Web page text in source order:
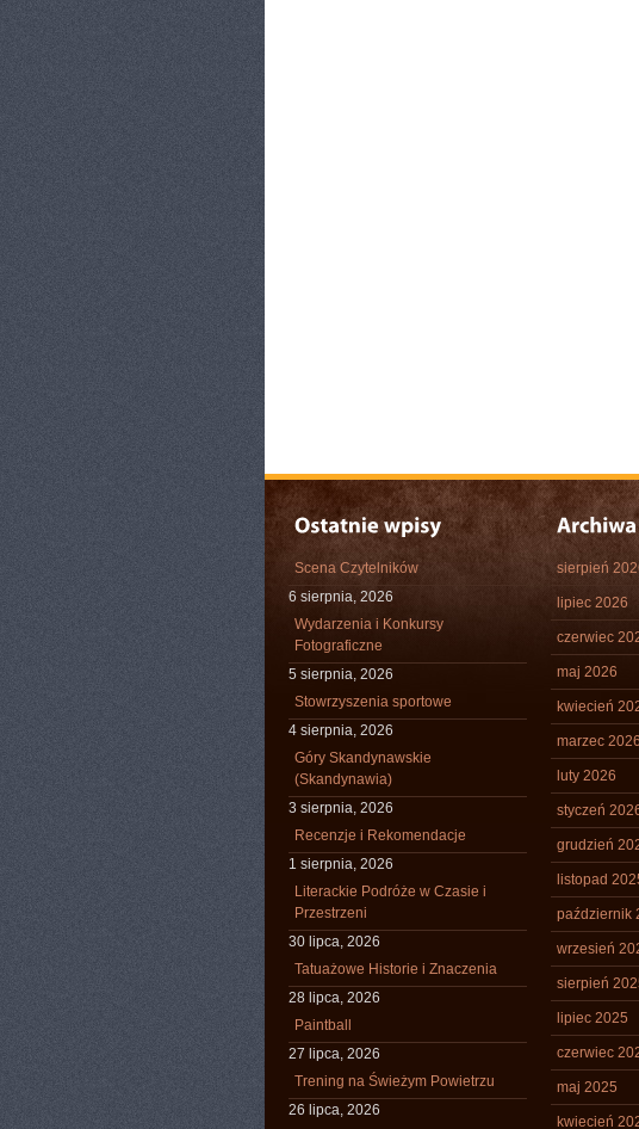
Scena Czytelników
6 sierpnia, 2026
Wydarzenia i Konkursy
Fotograficzne
5 sierpnia, 2026
Stowrzyszenia sportowe
4 sierpnia, 2026
Góry Skandynawskie
(Skandynawia)
3 sierpnia, 2026
Recenzje i Rekomendacje
1 sierpnia, 2026
Literackie Podróże w Czasie i
Przestrzeni
30 lipca, 2026
Tatuażowe Historie i Znaczenia
28 lipca, 2026
Paintball
27 lipca, 2026
Trening na Świeżym Powietrzu
26 lipca, 2026
sierpień
lipiec 2026
czerwiec
maj 2026
kwiecień
marzec 2026
luty 2026
styczeń
grudzień
listopad
październik
wrzesień
sierpień
lipiec 2025
czerwiec
maj 2025
kwiecień